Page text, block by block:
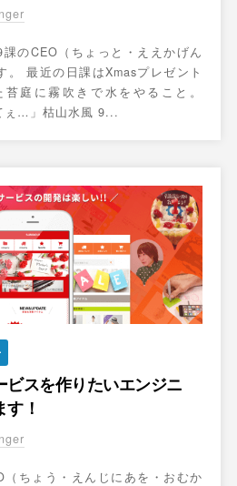
のCEO（ちょっと・ええかげん
。 最近の日課はXmasプレゼント
庭に霧吹きで水をやること。
ぇ…」枯山水風 9...
ビスを作りたいエンジニ
！
ちょう・えんじにあを・おむか